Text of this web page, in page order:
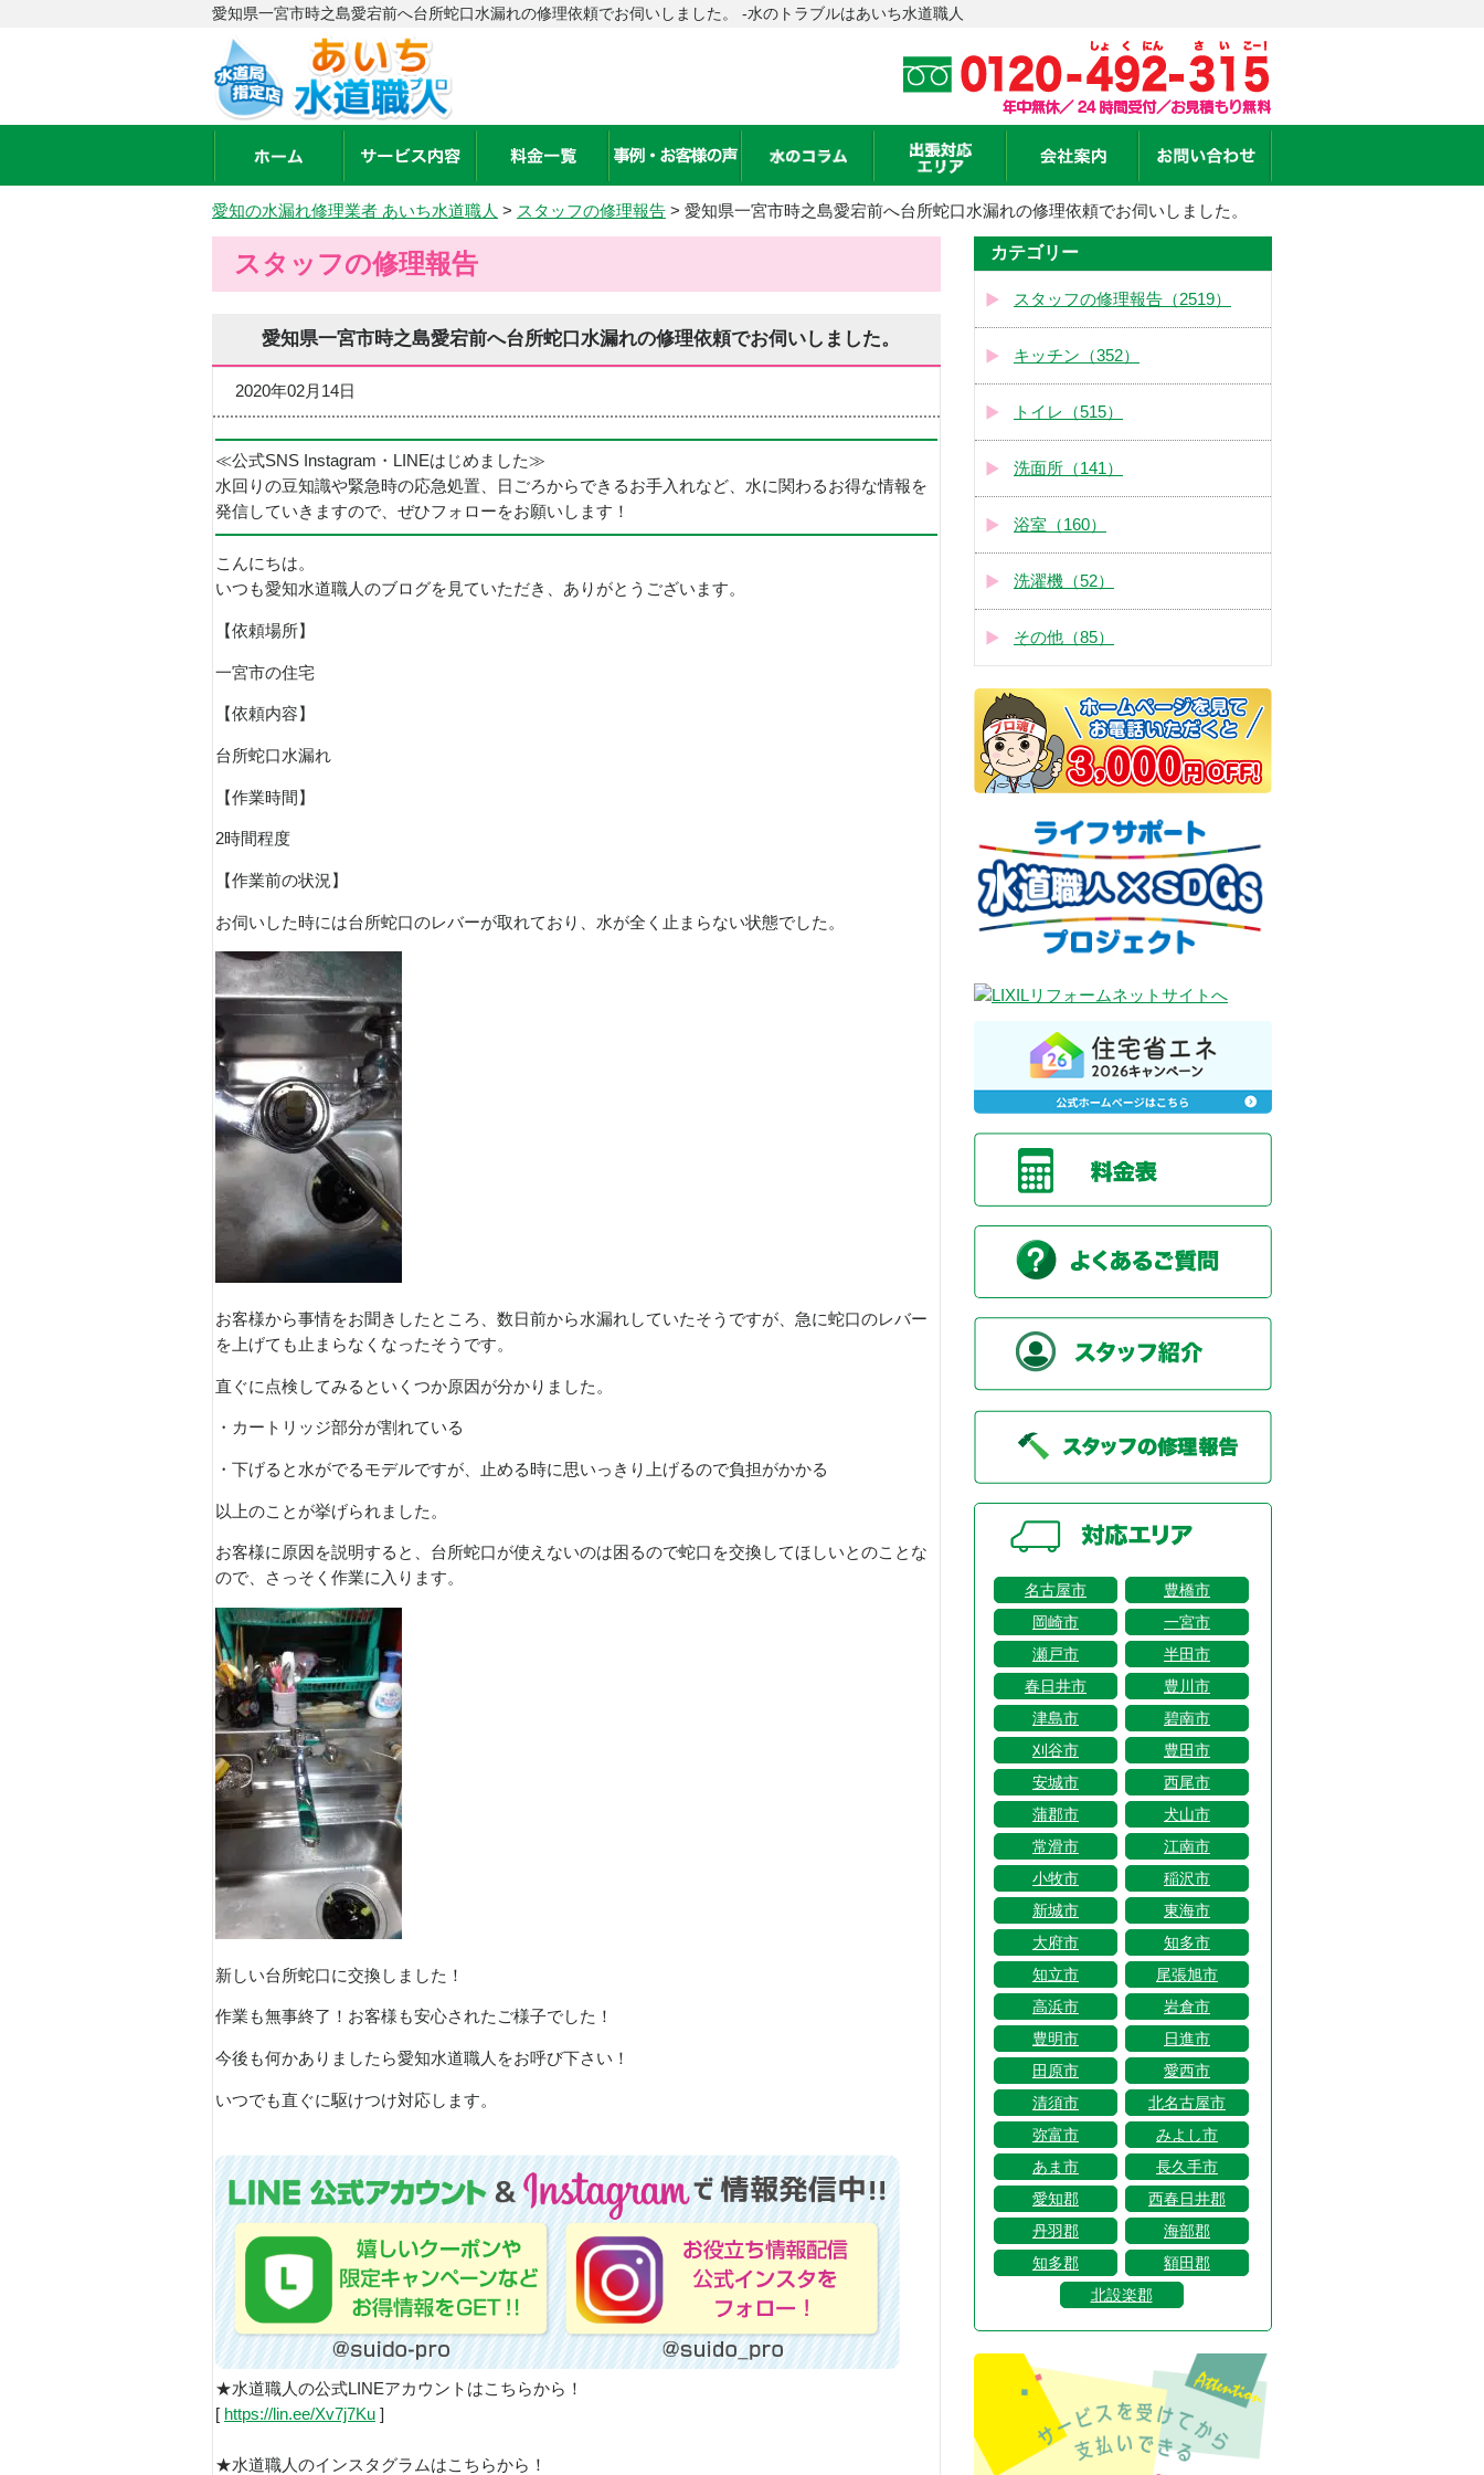
愛知県一宮市時之島愛宕前へ台所蛇口水漏れの修理依頼でお伺いしました。 -水のトラブルはあいち水道職人
愛知の水漏れ修理業者 あいち水道職人 > スタッフの修理報告 > 愛知県一宮市時之島愛宕前へ台所蛇口水漏れの修理依頼でお伺いしました。
スタッフの修理報告
愛知県一宮市時之島愛宕前へ台所蛇口水漏れの修理依頼でお伺いしました。
2020年02月14日
≪公式SNS Instagram・LINEはじめました≫
水回りの豆知識や緊急時の応急処置、日ごろからできるお手入れなど、水に関わるお得な情報を
発信していきますので、ぜひフォローをお願いします！
こんにちは。
いつも愛知水道職人のブログを見ていただき、ありがとうございます。
【依頼場所】
一宮市の住宅
【依頼内容】
台所蛇口水漏れ
【作業時間】
2時間程度
【作業前の状況】
お伺いした時には台所蛇口のレバーが取れており、水が全く止まらない状態でした。
お客様から事情をお聞きしたところ、数日前から水漏れしていたそうですが、急に蛇口のレバー
を上げても止まらなくなったそうです。
直ぐに点検してみるといくつか原因が分かりました。
・カートリッジ部分が割れている
・下げると水がでるモデルですが、止める時に思いっきり上げるので負担がかかる
以上のことが挙げられました。
お客様に原因を説明すると、台所蛇口が使えないのは困るので蛇口を交換してほしいとのことな
ので、さっそく作業に入ります。
新しい台所蛇口に交換しました！
作業も無事終了！お客様も安心されたご様子でした！
今後も何かありましたら愛知水道職人をお呼び下さい！
いつでも直ぐに駆けつけ対応します。
★水道職人の公式LINEアカウントはこちらから！
[ https://lin.ee/Xv7j7Ku ]
★水道職人のインスタグラムはこちらから！
カテゴリー
スタッフの修理報告（2519）
キッチン（352）
トイレ（515）
洗面所（141）
浴室（160）
洗濯機（52）
その他（85）
名古屋市
豊橋市
岡崎市
一宮市
瀬戸市
半田市
春日井市
豊川市
津島市
碧南市
刈谷市
豊田市
安城市
西尾市
蒲郡市
犬山市
常滑市
江南市
小牧市
稲沢市
新城市
東海市
大府市
知多市
知立市
尾張旭市
高浜市
岩倉市
豊明市
日進市
田原市
愛西市
清須市
北名古屋市
弥富市
みよし市
あま市
長久手市
愛知郡
西春日井郡
丹羽郡
海部郡
知多郡
額田郡
北設楽郡